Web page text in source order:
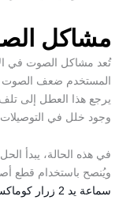
مشاكل
تُعد مشاكل الصوت في
المستخدم ضعف الصوت أو
يرجع هذا العطل إلى تلف
وجود خلل في
في هذه الحالة، يبدأ
ويُنصح باستخدام قطع
سماعة يد 2 زرار كوماكس